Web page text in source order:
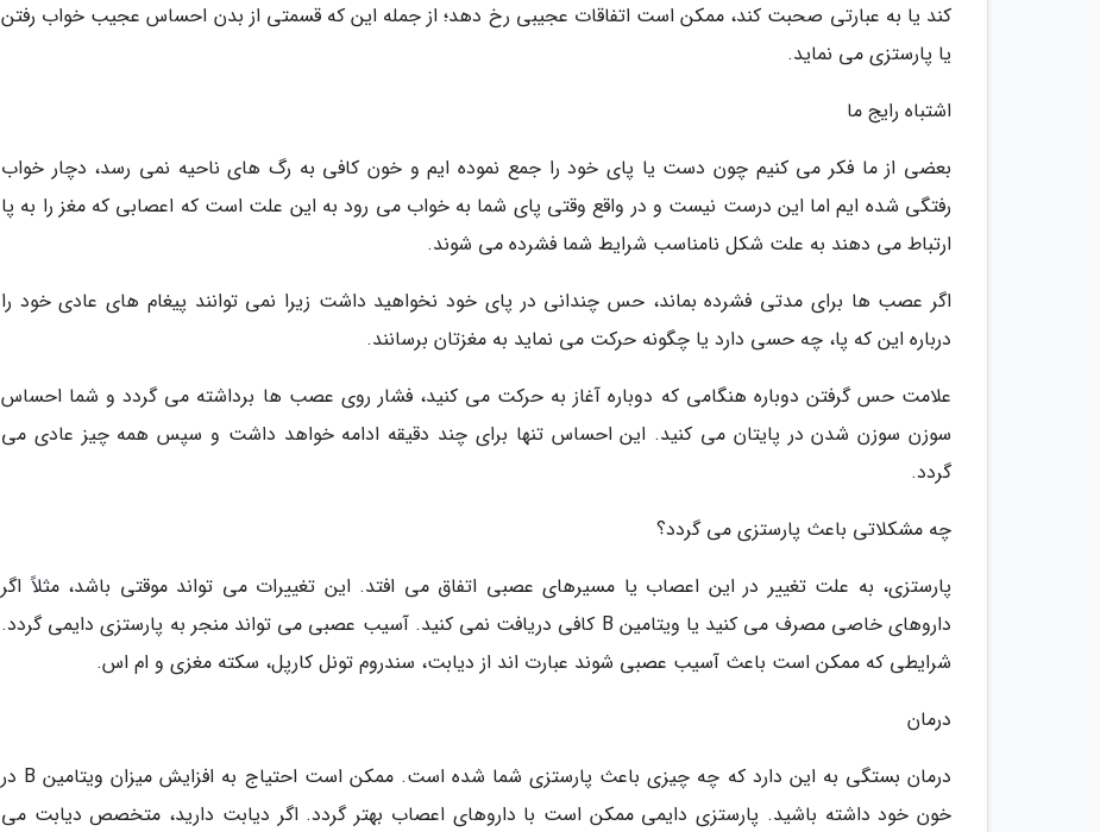
کند یا به عبارتی صحبت کند، ممکن است اتفاقات عجیبی رخ دهد؛ از جمله این که قسمتی از بدن احساس عجیب خواب رفتن
یا پارستزی می نماید.
اشتباه رایج ما
بعضی از ما فکر می کنیم چون دست یا پای خود را جمع نموده ایم و خون کافی به رگ های ناحیه نمی رسد، دچار خواب
رفتگی شده ایم اما این درست نیست و در واقع وقتی پای شما به خواب می رود به این علت است که اعصابی که مغز را به پا
ارتباط می دهند به علت شکل نامناسب شرایط شما فشرده می شوند.
اگر عصب ها برای مدتی فشرده بماند، حس چندانی در پای خود نخواهید داشت زیرا نمی توانند پیغام های عادی خود را
درباره این که پا، چه حسی دارد یا چگونه حرکت می نماید به مغزتان برسانند.
علامت حس گرفتن دوباره هنگامی که دوباره آغاز به حرکت می کنید، فشار روی عصب ها برداشته می گردد و شما احساس
سوزن سوزن شدن در پایتان می کنید. این احساس تنها برای چند دقیقه ادامه خواهد داشت و سپس همه چیز عادی می
گردد.
چه مشکلاتی باعث پارستزی می گردد؟
پارستزی، به علت تغییر در این اعصاب یا مسیرهای عصبی اتفاق می افتد. این تغییرات می تواند موقتی باشد، مثلاً اگر
داروهای خاصی مصرف می کنید یا ویتامین B کافی دریافت نمی کنید. آسیب عصبی می تواند منجر به پارستزی دایمی گردد.
شرایطی که ممکن است باعث آسیب عصبی شوند عبارت اند از دیابت، سندروم تونل کارپل، سکته مغزی و ام اس.
درمان
درمان بستگی به این دارد که چه چیزی باعث پارستزی شما شده است. ممکن است احتیاج به افزایش میزان ویتامین B در
خون خود داشته باشید. پارستزی دایمی ممکن است با داروهای اعصاب بهتر گردد. اگر دیابت دارید، متخصص دیابت می